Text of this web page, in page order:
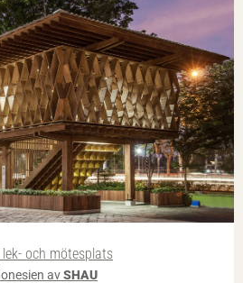
och mötesplats
avSHAU